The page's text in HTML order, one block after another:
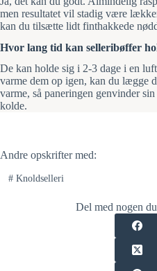
men resultatet vil stadig være
kan du tilsætte lidt finthakkede
Hvor lang tid kan selleribøffer
De kan holde sig i 2-3 dage i en
varme dem op igen, kan du lægge
varme, så paneringen genvinder
kolde.
Andre opskrifter med:
#Knoldselleri
Del med nogen